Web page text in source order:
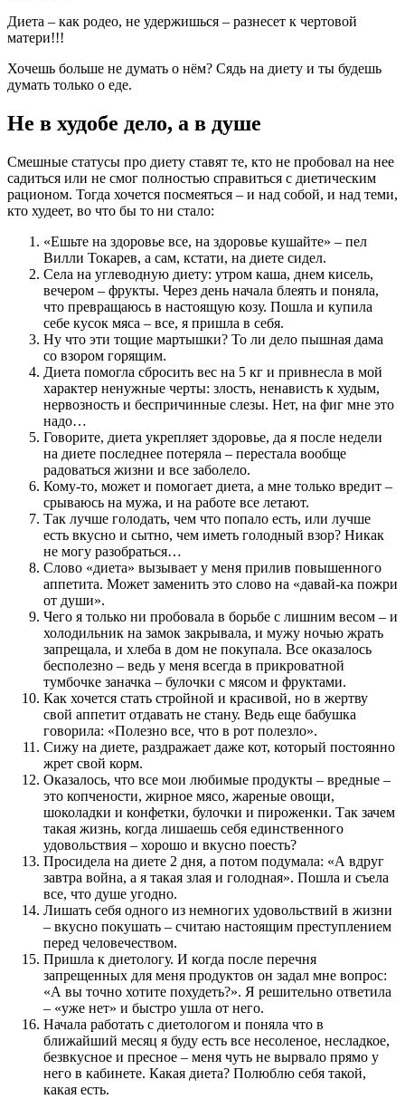
Диета – как родео, не удержишься – разнесет к чертовой
матери!!!
Хочешь больше не думать о нём? Сядь на диету и ты будешь
думать только о еде.
Не в худобе дело, а в душе
Смешные статусы про диету ставят те, кто не пробовал на нее
садиться или не смог полностью справиться с диетическим
рационом. Тогда хочется посмеяться – и над собой, и над теми,
кто худеет, во что бы то ни стало:
«Ешьте на здоровье все, на здоровье кушайте» – пел
Вилли Токарев, а сам, кстати, на диете сидел.
Села на углеводную диету: утром каша, днем кисель,
вечером – фрукты. Через день начала блеять и поняла,
что превращаюсь в настоящую козу. Пошла и купила
себе кусок мяса – все, я пришла в себя.
Ну что эти тощие мартышки? То ли дело пышная дама
со взором горящим.
Диета помогла сбросить вес на 5 кг и привнесла в мой
характер ненужные черты: злость, ненависть к худым,
нервозность и беспричинные слезы. Нет, на фиг мне это
надо…
Говорите, диета укрепляет здоровье, да я после недели
на диете последнее потеряла – перестала вообще
радоваться жизни и все заболело.
Кому-то, может и помогает диета, а мне только вредит –
срываюсь на мужа, и на работе все летают.
Так лучше голодать, чем что попало есть, или лучше
есть вкусно и сытно, чем иметь голодный взор? Никак
не могу разобраться…
Слово «диета» вызывает у меня прилив повышенного
аппетита. Может заменить это слово на «давай-ка пожри
от души».
Чего я только ни пробовала в борьбе с лишним весом – и
холодильник на замок закрывала, и мужу ночью жрать
запрещала, и хлеба в дом не покупала. Все оказалось
бесполезно – ведь у меня всегда в прикроватной
тумбочке заначка – булочки с мясом и фруктами.
Как хочется стать стройной и красивой, но в жертву
свой аппетит отдавать не стану. Ведь еще бабушка
говорила: «Полезно все, что в рот полезло».
Сижу на диете, раздражает даже кот, который постоянно
жрет свой корм.
Оказалось, что все мои любимые продукты – вредные –
это копчености, жирное мясо, жареные овощи,
шоколадки и конфетки, булочки и пироженки. Так зачем
такая жизнь, когда лишаешь себя единственного
удовольствия – хорошо и вкусно поесть?
Просидела на диете 2 дня, а потом подумала: «А вдруг
завтра война, а я такая злая и голодная». Пошла и съела
все, что душе угодно.
Лишать себя одного из немногих удовольствий в жизни
– вкусно покушать – считаю настоящим преступлением
перед человечеством.
Пришла к диетологу. И когда после перечня
запрещенных для меня продуктов он задал мне вопрос:
«А вы точно хотите похудеть?». Я решительно ответила
– «уже нет» и быстро ушла от него.
Начала работать с диетологом и поняла что в
ближайший месяц я буду есть все несоленое, несладкое,
безвкусное и пресное – меня чуть не вырвало прямо у
него в кабинете. Какая диета? Полюблю себя такой,
какая есть.